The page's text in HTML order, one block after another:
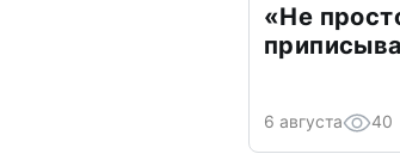
«Не
6 августа 40